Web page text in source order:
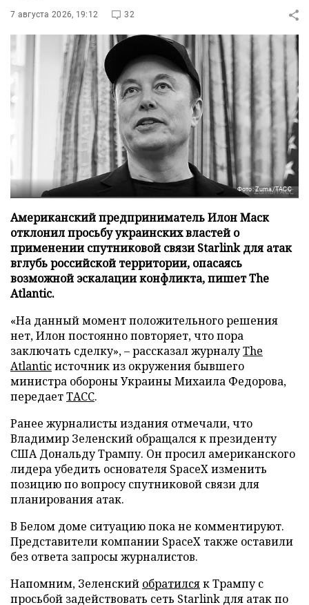
7 августа 2026, 19:12 32
Фото: Zuma/ТАСС
Американский предприниматель Илон Маск
отклонил просьбу украинских властей о
применении спутниковой связи Starlink для атак
вглубь российской территории, опасаясь
возможной эскалации конфликта, пишет The
Atlantic.
«На данный момент положительного решения
нет, Илон постоянно повторяет, что пора
заключать сделку», – рассказал журналуThe
Atlanticисточник из окружения бывшего
министра обороны Украины Михаила Федорова,
передаетТАСС.
Ранее журналисты издания отмечали, что
Владимир Зеленский обращался к президенту
США Дональду Трампу. Он просил американского
лидера убедить основателя SpaceX изменить
позицию по вопросу спутниковой связи для
планирования атак.
В Белом доме ситуацию пока не комментируют.
Представители компании SpaceX также оставили
без ответа запросы журналистов.
Напомним, Зеленский обратилсяк Трампу с
просьбой задействовать сеть Starlink для атак по